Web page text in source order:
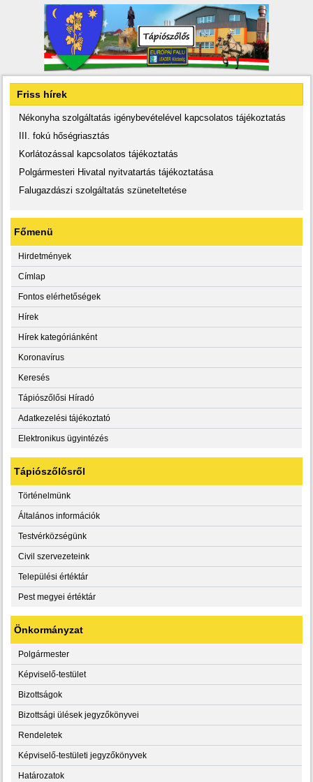
Friss hírek
Nékonyha szolgáltatás igénybevételével kapcsolatos tájékoztatás
III. fokú hőségriasztás
Korlátozással kapcsolatos tájékoztatás
Polgármesteri Hivatal nyitvatartás tájékoztatása
Falugazdászi szolgáltatás szüneteltetése
Főmenü
Hirdetmények
Címlap
Fontos elérhetőségek
Hírek
Hírek kategóriánként
Koronavírus
Keresés
Tápiószőlősi Híradó
Adatkezelési tájékoztató
Elektronikus ügyintézés
Tápiószőlősről
Történelmünk
Általános információk
Testvérközségünk
Civil szervezeteink
Települési értéktár
Pest megyei értéktár
Önkormányzat
Polgármester
Képviselő-testület
Bizottságok
Bizottsági ülések jegyzőkönyvei
Rendeletek
Képviselő-testületi jegyzőkönyvek
Határozatok